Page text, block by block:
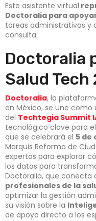
Este asistente virtual
Doctoralia para
tareas administrativas y
consulta.
Doctoralia
Salud Tech
Doctoralia, la
en México, se une
del Techtegia Summit
tecnológico clave para
que se celebrará el 5 de
Marquis Reforma de
expertos para explorar
los datos para
Doctoralia, que conecta
profesionales de la
optimizar la gestión
su visión sobre la
de apoyo directo a los